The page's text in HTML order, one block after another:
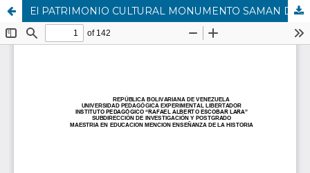
El PATRIMONIO CULTURAL MONUMENTO SAMAN DE GÜERE EN LA ENSEÑANZA Y APRENDIZAJE DE LA HISTORIA LOCAL